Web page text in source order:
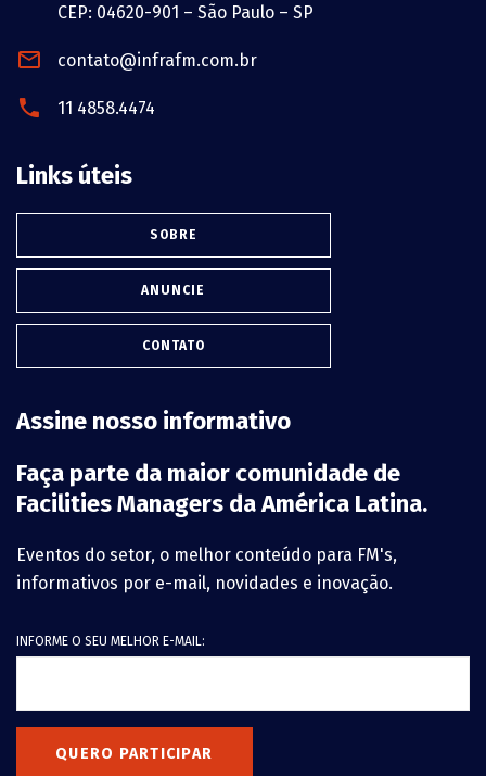
CEP: 04620-901 – São Paulo – SP
contato@infrafm.com.br
11 4858.4474
Links úteis
SOBRE
ANUNCIE
CONTATO
Assine nosso informativo
Faça parte da maior comunidade de
Facilities Managers da América Latina.
Eventos do setor, o melhor conteúdo para FM's,
informativos por e-mail, novidades e inovação.
INFORME O SEU MELHOR E-MAIL:
QUERO PARTICIPAR